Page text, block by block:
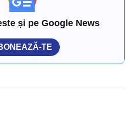
și pe Google News
TE